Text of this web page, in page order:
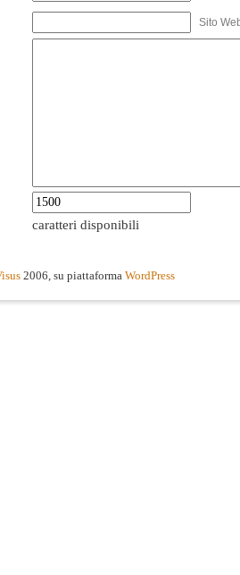
Sito
caratteri disponibili
2006, su piattaforma WordPress